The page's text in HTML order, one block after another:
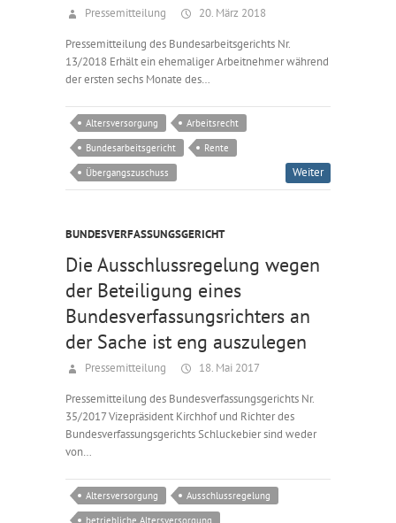
Pressemitteilung 20. März 2018
Pressemitteilung des Bundesarbeitsgerichts Nr.
13/2018 Erhält ein ehemaliger Arbeitnehmer während
der ersten sechs Monate des…
Altersversorgung
Arbeitsrecht
Bundesarbeitsgericht
Rente
Übergangszuschuss
Weiter
BUNDESVERFASSUNGSGERICHT
Die Ausschlussregelung wegen
der Beteiligung eines
Bundesverfassungsrichters an
der Sache ist eng auszulegen
Pressemitteilung 18. Mai 2017
Pressemitteilung des Bundesverfassungsgerichts Nr.
35/2017 Vizepräsident Kirchhof und Richter des
Bundesverfassungsgerichts Schluckebier sind weder
von…
Altersversorgung
Ausschlussregelung
betriebliche Altersversorgung